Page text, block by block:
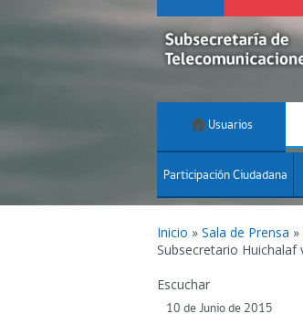
Usuarios
Participación Ciudadana
Inicio » Sala de Prensa »
Subsecretario
Escuchar
10 de Junio de 2015